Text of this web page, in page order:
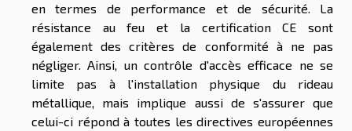
en termes de performance et de sécurité. La
résistance au feu et la certification CE sont
également des critères de conformité à ne pas
négliger. Ainsi, un contrôle d'accès efficace ne se
limite pas à l'installation physique du rideau
métallique, mais implique aussi de s'assurer que
celui-ci répond à toutes les directives européennes